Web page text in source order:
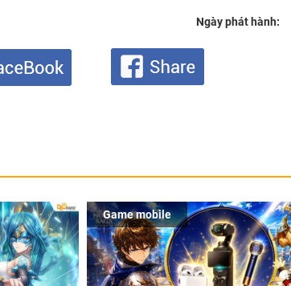
Ngày phát hành:
Game mobile